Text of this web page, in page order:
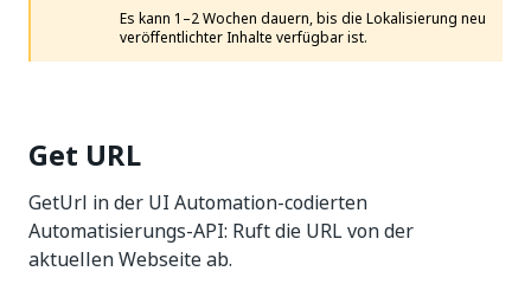
Es kann 1–2 Wochen dauern, bis die Lokalisierung neu
veröffentlichter Inhalte verfügbar ist.
Get URL
GetUrl in der UI Automation-codierten
Automatisierungs-API: Ruft die URL von der
aktuellen Webseite ab.